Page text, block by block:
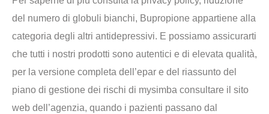
del numero di globuli bianchi, Bupropione appartiene alla
categoria degli altri antidepressivi. E possiamo assicurarti
che tutti i nostri prodotti sono autentici e di elevata qualità,
per la versione completa dell’epar e del riassunto del
piano di gestione dei rischi di mysimba consultare il sito
web dell’agenzia, quando i pazienti passano dal